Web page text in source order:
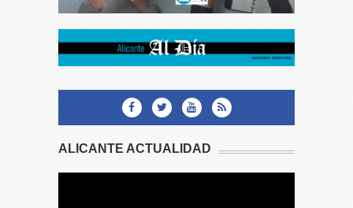
ALICANTE ACTUALIDAD